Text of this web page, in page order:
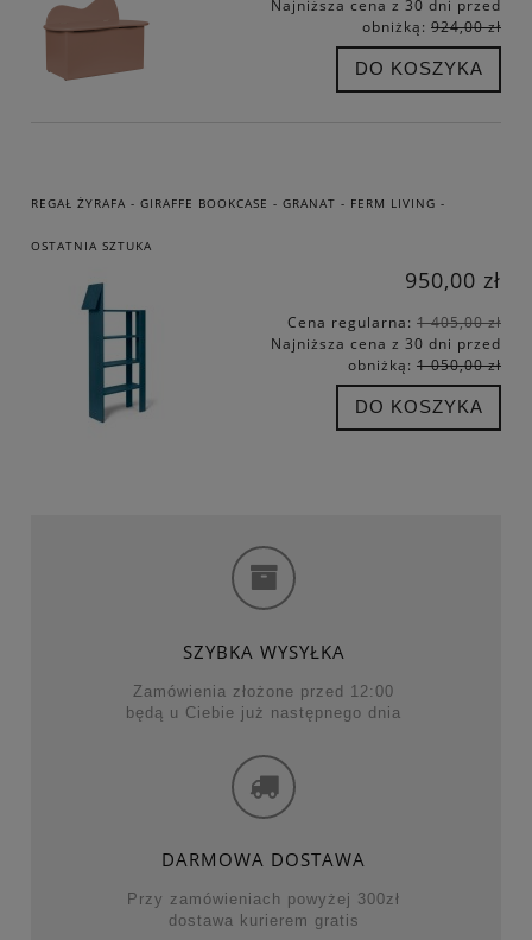
Najniższa cena z 30 dni przed
obniżką: 924,00 zł
DO KOSZYKA
REGAŁ ŻYRAFA - GIRAFFE BOOKCASE - GRANAT - FERM LIVING -
OSTATNIA SZTUKA
950,00 zł
Cena regularna: 1 405,00 zł
Najniższa cena z 30 dni przed
obniżką: 1 050,00 zł
DO KOSZYKA
SZYBKA WYSYŁKA
Zamówienia złożone przed 12:00
będą u Ciebie już następnego dnia
DARMOWA DOSTAWA
Przy zamówieniach powyżej 300zł
dostawa kurierem gratis